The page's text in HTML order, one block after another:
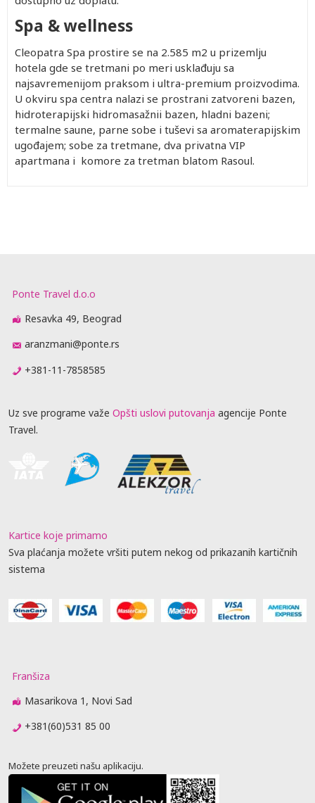
Spa & wellness
Cleopatra Spa prostire se na 2.585 m2 u prizemlju
hotela gde se tretmani po meri usklađuju sa
najsavremenijom praksom i ultra-premium proizvodima.
U okviru spa centra nalazi se prostrani zatvoreni bazen,
hidroterapijski hidromasažnii bazen, hladni bazeni;
termalne saune, parne sobe i tuševi sa aromaterapijskim
ugođajem; sobe za tretmane, dva privatna VIP
apartmana i komore za tretman blatom Rasoul.
Ponte Travel d.o.o
Resavka 49, Beograd
aranzmani@ponte.rs
+381-11-7858585
Uz sve programe važe Opšti uslovi putovanja agencije Ponte
Travel.
Kartice koje primamo
Sva plaćanja možete vršiti putem nekog od prikazanih kartičnih
sistema
Franšiza
Masarikova 1, Novi Sad
+381(60)531 85 00
Možete preuzeti našu aplikaciju.